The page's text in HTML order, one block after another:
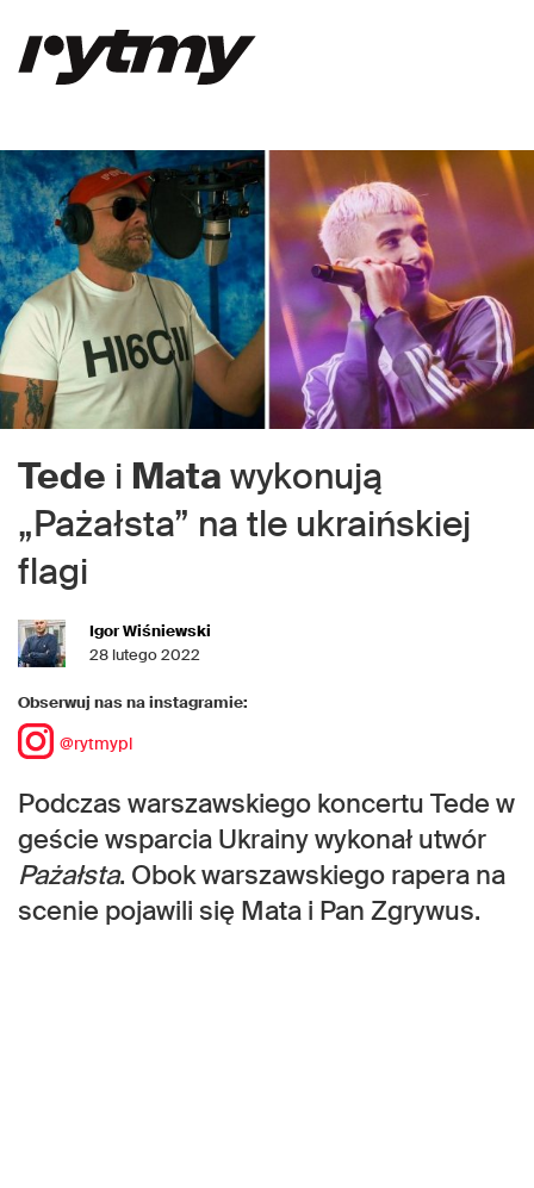
Tede i Mata wykonują
„Pażałsta” na tle ukraińskiej
flagi
Igor Wiśniewski
28 lutego 2022
Obserwuj nas na instagramie:
@rytmypl
Podczas warszawskiego koncertu Tede w
geście wsparcia Ukrainy wykonał utwór
Pażałsta. Obok warszawskiego rapera na
scenie pojawili się Mata i Pan Zgrywus.